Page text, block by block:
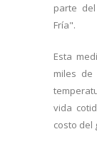
parte
Fría".
Esta
miles
vida
costo del